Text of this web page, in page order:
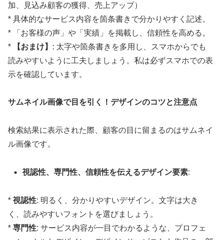
加、見込み顧客の獲得、売上アップ）
* 具体的なサービス内容を箇条書きで分かりやすく記述。
* 「お客様の声」や「実績」を掲載し、信頼性を高める。
*
【おまけ】 : 太字や箇条書きを多用し、スマホからでも
読みやすいように工夫しましょう。私は必ずスマホでの表
示を確認しています。
サムネイル画像で目を引く！デザインのコツと注意点
検索結果に表示された際、顧客の目に留まるのはサムネイ
ル画像です。
視認性、専門性、信頼性を伝えるデザイン要素:
* 視認性: 明るく、分かりやすいデザイン。文字は大き
く、読みやすいフォントを選びましょう。
* 専門性: サービス内容が一目でわかるような、プロフェ